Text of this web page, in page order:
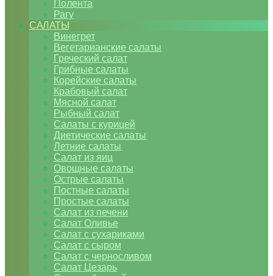
Полента
Рагу
САЛАТЫ
Винегрет
Вегетарианские салаты
Греческий салат
Грибные салаты
Корейские салаты
Крабовый салат
Мясной салат
Рыбный салат
Салаты с курицей
Диетические салаты
Летние салаты
Салат из яиц
Овощные салаты
Острые салаты
Постные салаты
Простые салаты
Салат из печени
Салат Оливье
Салат с сухариками
Салат с сыром
Салат с черносливом
Салат Цезарь